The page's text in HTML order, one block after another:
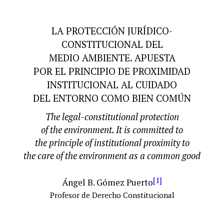
LA PROTECCIÓN JURÍDICO-
CONSTITUCIONAL DEL
MEDIO AMBIENTE. APUESTA
POR EL PRINCIPIO DE PROXIMIDAD
INSTITUCIONAL AL CUIDADO
DEL ENTORNO COMO BIEN COMÚN
The legal-constitutional protection
of the environment. It is committed to
the principle of institutional proximity to
the care of the environment as a common good
Ángel B. Gómez Puerto[1]
Profesor de Derecho Constitucional